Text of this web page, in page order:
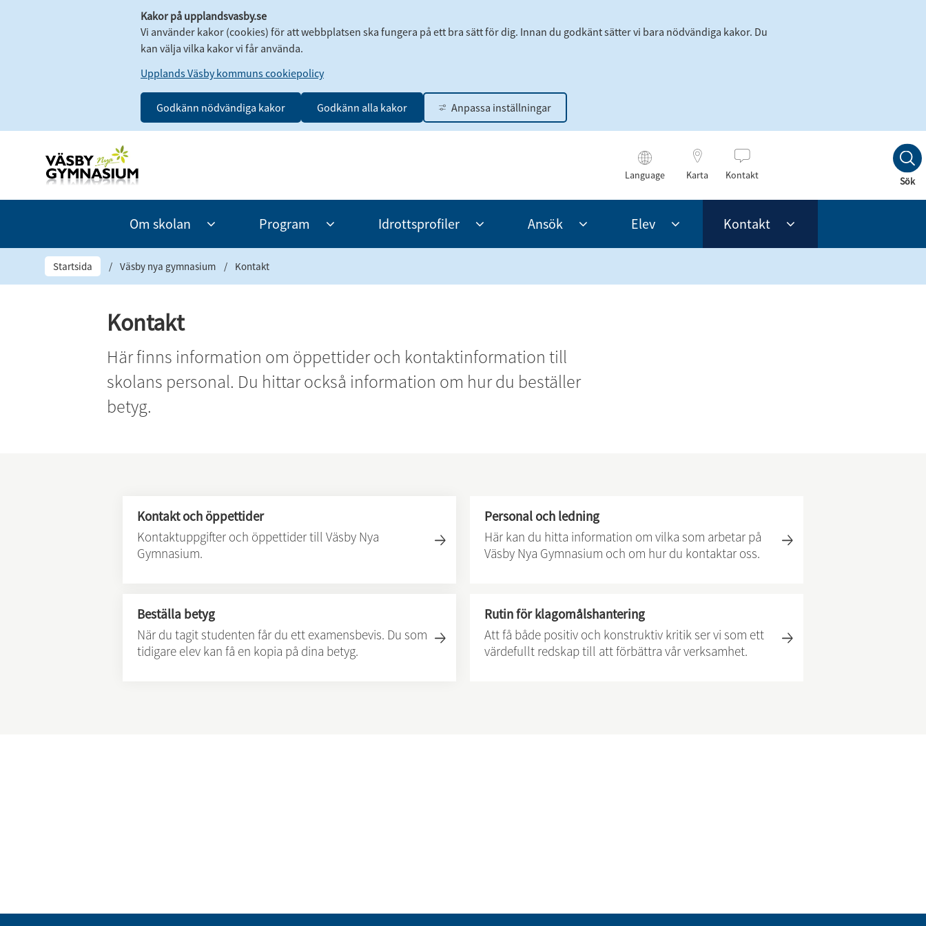
Kakor på upplandsvasby.se
Vi använder kakor (cookies) för att webbplatsen ska fungera på ett bra sätt för dig. Innan du godkänt sätter vi bara nödvändiga kakor. Du
kan välja vilka kakor vi får använda.
Upplands Väsby kommuns cookiepolicy
Godkänn nödvändiga kakor Godkänn alla kakor Anpassa inställningar
Language Karta Kontakt Sök
Om skolan
för
Om
skolan
Program
för
Idrottsprofiler
för
Ansök
för
Elev
för
Kontakt
för
Startsida / Väsby nya gymnasium / Kontakt
Kontakt
Här finns information om öppettider och kontaktinformation till
skolans personal. Du hittar också information om hur du beställer
betyg.
Kontakt och öppettider
Kontaktuppgifter och öppettider till Väsby Nya
Gymnasium.
Personal och ledning
Här kan du hitta information om vilka som arbetar på
Väsby Nya Gymnasium och om hur du kontaktar oss.
Beställa betyg
När du tagit studenten får du ett examensbevis. Du som
tidigare elev kan få en kopia på dina betyg.
Rutin för klagomålshantering
Att få både positiv och konstruktiv kritik ser vi som ett
värdefullt redskap till att förbättra vår verksamhet.